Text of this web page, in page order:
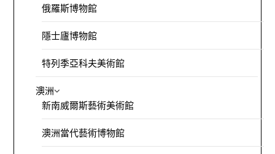
俄羅斯博物館
隱士廬博物館
特列季亞科夫美術館
澳洲
新南威爾斯藝術美術館
澳洲當代藝術博物館